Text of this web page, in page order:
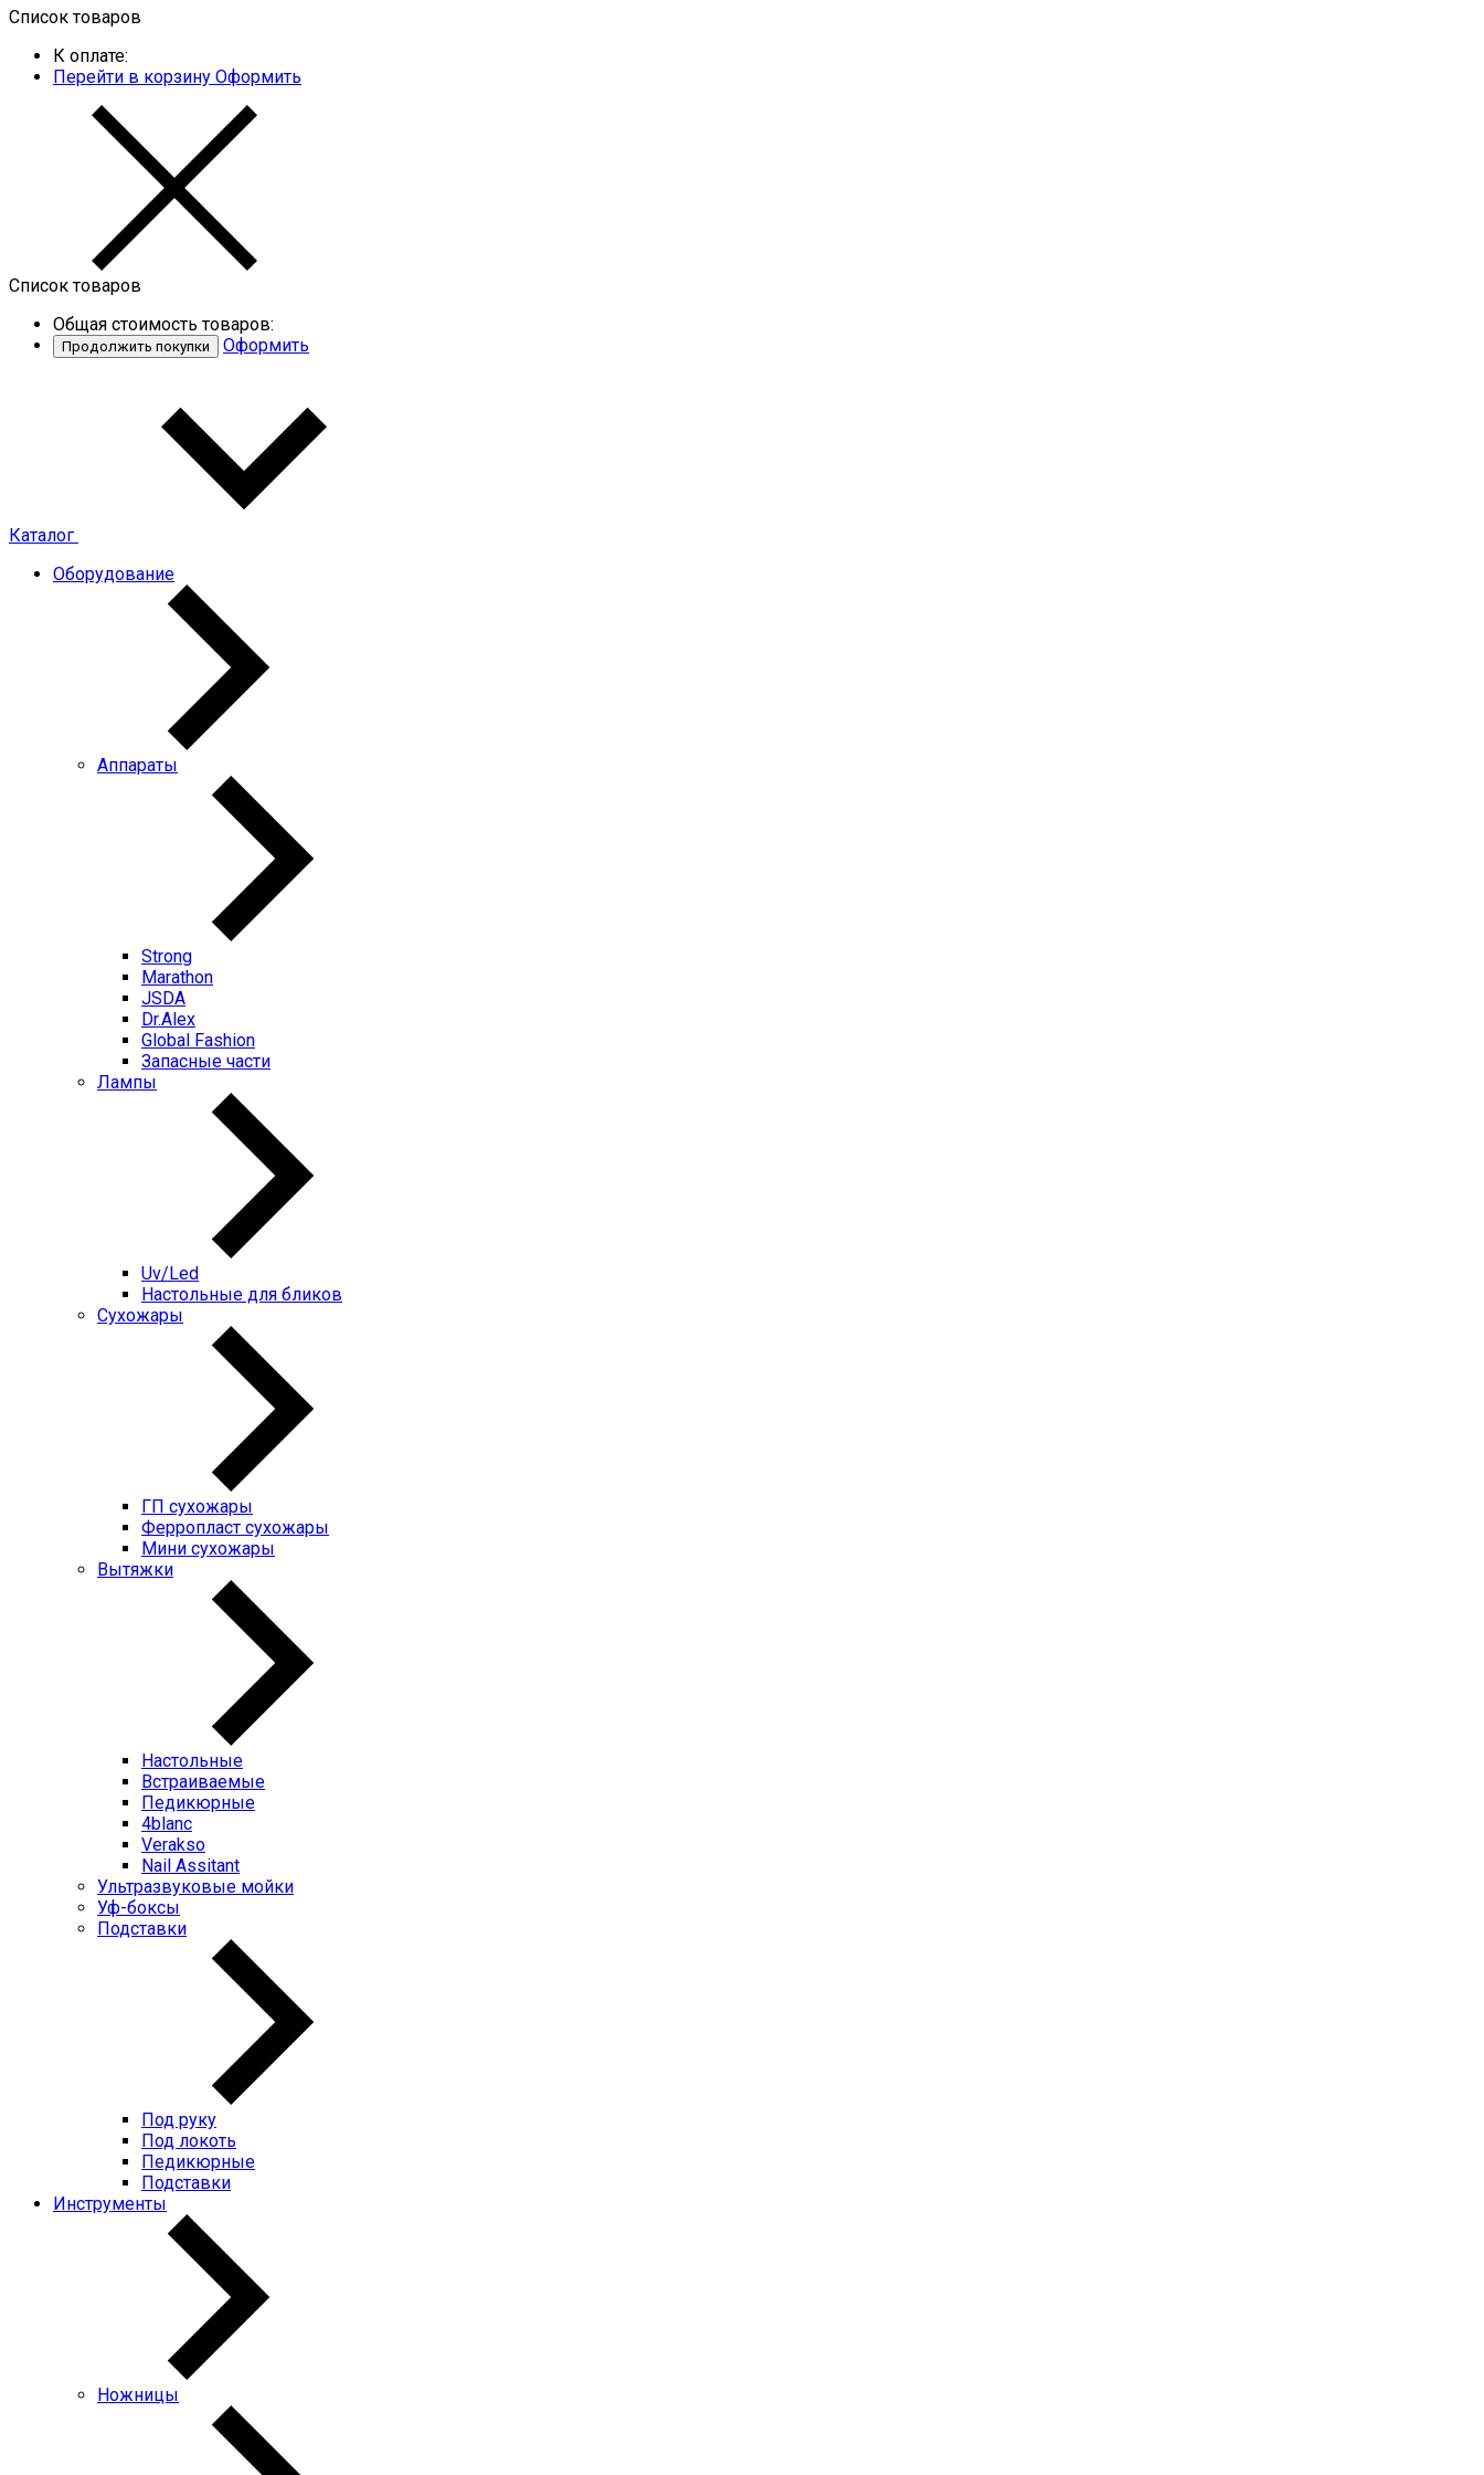
Список товаров
К оплате:
Перейти в корзину Оформить
Список товаров
Общая стоимость товаров:
Продолжить покупки Оформить
Каталог
Оборудование
Аппараты
Strong
Marathon
JSDA
Dr.Alex
Global Fashion
Запасные части
Лампы
Uv/Led
Настольные для бликов
Сухожары
ГП cухожары
Ферропласт cухожары
Мини cухожары
Вытяжки
Настольные
Встраиваемые
Педикюрные
4blanc
Verakso
Nail Assitant
Ультразвуковые мойки
Уф-боксы
Подставки
Под руку
Под локоть
Педикюрные
Подставки
Инструменты
Ножницы